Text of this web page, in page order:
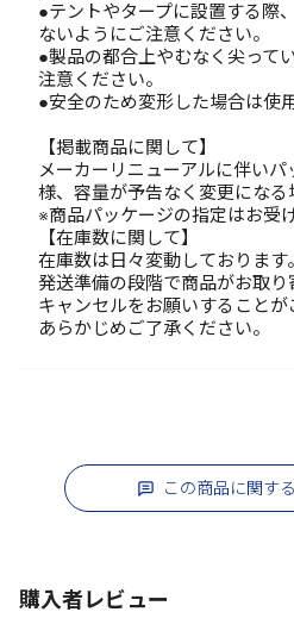
●テントやタープに設置する際
ないようにご注意ください。
●製品の都合上やむなく尖って
注意ください。
●安全のため変形した場合は使
【掲載商品に関して】
メーカーリニューアルに伴い
様、容量が予告なく変更になる
※商品パッケージの指定はお受
【在庫数に関して】
在庫数は日々変動しております。
発送準備の段階で商品がお取
キャンセルをお願いすることが
あらかじめご了承ください。
この商品に関す
購入者レビュー